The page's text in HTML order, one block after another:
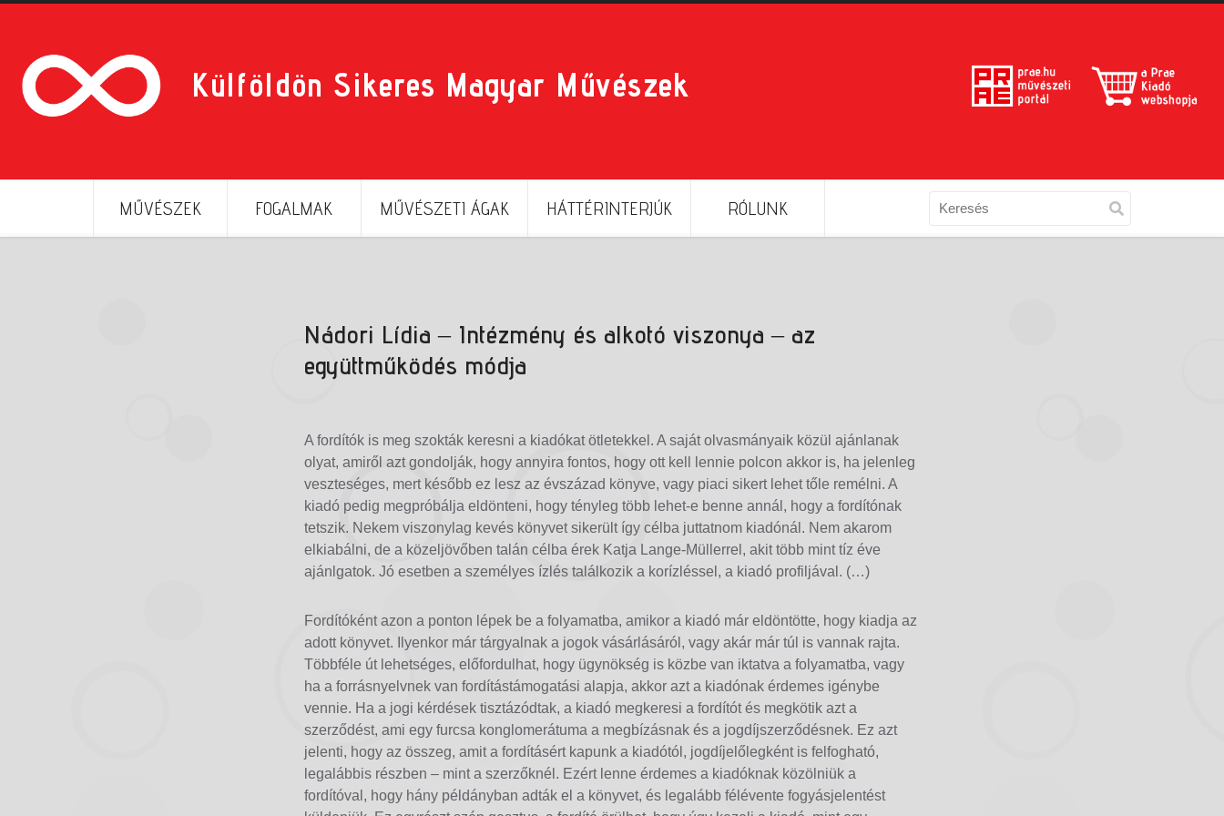
Külföldön Sikeres Magyar Művészek
MŰVÉSZEK FOGALMAK MŰVÉSZETI ÁGAK HÁTTÉRINTERJÚK RÓLUNK
Nádori Lídia – Intézmény és alkotó viszonya – az
együttműködés módja
A fordítók is meg szokták keresni a kiadókat ötletekkel. A saját olvasmányaik közül ajánlanak
olyat, amiről azt gondolják, hogy annyira fontos, hogy ott kell lennie polcon akkor is, ha jelenleg
veszteséges, mert később ez lesz az évszázad könyve, vagy piaci sikert lehet tőle remélni. A
kiadó pedig megpróbálja eldönteni, hogy tényleg több lehet-e benne annál, hogy a fordítónak
tetszik. Nekem viszonylag kevés könyvet sikerült így célba juttatnom kiadónál. Nem akarom
elkiabálni, de a közeljövőben talán célba érek Katja Lange-Müllerrel, akit több mint tíz éve
ajánlgatok. Jó esetben a személyes ízlés találkozik a korízléssel, a kiadó profiljával. (…)
Fordítóként azon a ponton lépek be a folyamatba, amikor a kiadó már eldöntötte, hogy kiadja az
adott könyvet. Ilyenkor már tárgyalnak a jogok vásárlásáról, vagy akár már túl is vannak rajta.
Többféle út lehetséges, előfordulhat, hogy ügynökség is közbe van iktatva a folyamatba, vagy
ha a forrásnyelvnek van fordítástámogatási alapja, akkor azt a kiadónak érdemes igénybe
vennie. Ha a jogi kérdések tisztázódtak, a kiadó megkeresi a fordítót és megkötik azt a
szerződést, ami egy furcsa konglomerátuma a megbízásnak és a jogdíjszerződésnek. Ez azt
jelenti, hogy az összeg, amit a fordításért kapunk a kiadótól, jogdíjelőlegként is felfogható,
legalábbis részben – mint a szerzőknél. Ezért lenne érdemes a kiadóknak közölniük a
fordítóval, hogy hány példányban adták el a könyvet, és legalább félévente fogyásjelentést